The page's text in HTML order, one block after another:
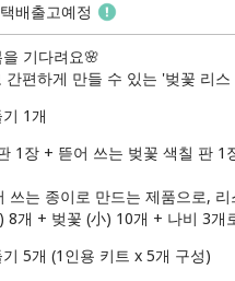
택배출고예정
기다려요🌸
편하게 만들 수 있는 '벚꽃 리
1개
1장 + 뜯어 쓰는 벚꽃 색칠 판
쓰는 종이로 만드는 제품으로,
8개 + 벚꽃 (小) 10개 + 나비 3개
5개 (1인용 키트 x 5개 구성)